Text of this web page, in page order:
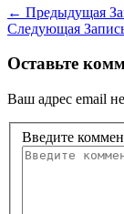
← Предыдущая
Следующая
Оставьте
Ваш адрес email
Введите